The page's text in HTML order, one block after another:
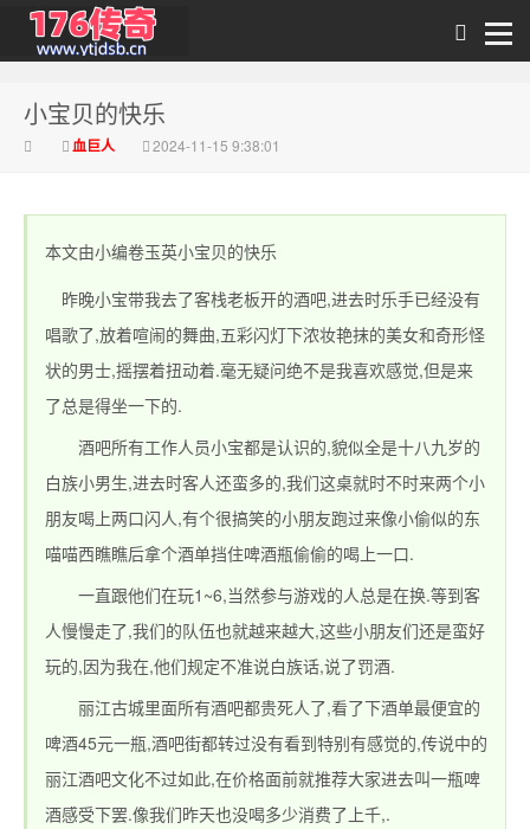
传奇私发布
1.76_1.76传奇sf网
站_热血传奇1.76私
小宝贝的快乐
血巨人 2024-11-15 9:38:01
本文由小编卷玉英小宝贝的快乐
昨晚小宝带我去了客栈老板开的酒吧,进去时乐手已经没有
唱歌了,放着喧闹的舞曲,五彩闪灯下浓妆艳抹的美女和奇形怪
状的男士,摇摆着扭动着.毫无疑问绝不是我喜欢感觉,但是来
了总是得坐一下的.
酒吧所有工作人员小宝都是认识的,貌似全是十八九岁的
白族小男生,进去时客人还蛮多的,我们这桌就时不时来两个小
朋友喝上两口闪人,有个很搞笑的小朋友跑过来像小偷似的东
喵喵西瞧瞧后拿个酒单挡住啤酒瓶偷偷的喝上一口.
一直跟他们在玩1~6,当然参与游戏的人总是在换.等到客
人慢慢走了,我们的队伍也就越来越大,这些小朋友们还是蛮好
玩的,因为我在,他们规定不准说白族话,说了罚酒.
丽江古城里面所有酒吧都贵死人了,看了下酒单最便宜的
啤酒45元一瓶,酒吧街都转过没有看到特别有感觉的,传说中的
丽江酒吧文化不过如此,在价格面前就推荐大家进去叫一瓶啤
酒感受下罢.像我们昨天也没喝多少消费了上千,.